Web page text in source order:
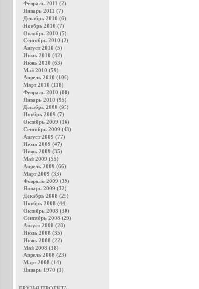
Февраль 2011 (2)
Январь 2011 (7)
Декабрь 2010 (6)
Ноябрь 2010 (7)
Октябрь 2010 (5)
Сентябрь 2010 (2)
Август 2010 (5)
Июль 2010 (42)
Июнь 2010 (63)
Май 2010 (59)
Апрель 2010 (106)
Март 2010 (118)
Февраль 2010 (88)
Январь 2010 (95)
Декабрь 2009 (95)
Ноябрь 2009 (7)
Октябрь 2009 (16)
Сентябрь 2009 (43)
Август 2009 (77)
Июль 2009 (47)
Июнь 2009 (35)
Май 2009 (55)
Апрель 2009 (66)
Март 2009 (33)
Февраль 2009 (39)
Январь 2009 (32)
Декабрь 2008 (29)
Ноябрь 2008 (44)
Октябрь 2008 (30)
Сентябрь 2008 (29)
Август 2008 (28)
Июль 2008 (35)
Июнь 2008 (22)
Май 2008 (38)
Апрель 2008 (23)
Март 2008 (14)
Январь 1970 (1)